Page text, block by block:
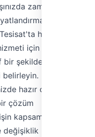
zamandan
hemen
için ne
bir şekilde
Usta,
hazır olarak,
çözüm
kapsamına ve
değişiklik